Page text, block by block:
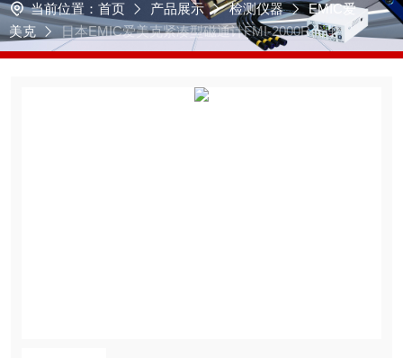
当前位置： 首页 产品展示 检测仪器
EMIC爱
美克
日本EMIC爱美克紧凑型磁通计FMI-2000R代理